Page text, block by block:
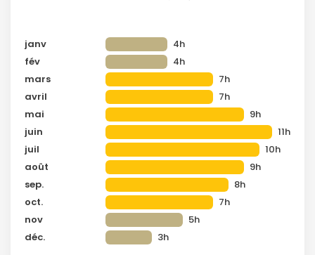
janv
4h
fév
4h
mars
7h
avril
7h
mai
9h
juin
11h
juil
10h
août
9h
sep.
8h
oct.
7h
nov
5h
déc.
3h